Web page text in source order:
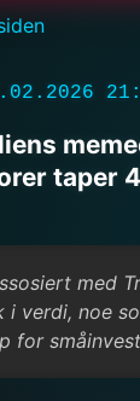
taper
med
i verdi, noe
for